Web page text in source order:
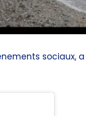
sociaux,